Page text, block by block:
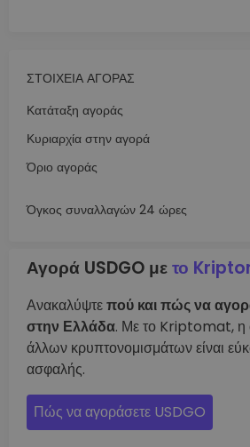
ΣΤΟΙΧΕΊΑ ΑΓΟΡΆΣ
Κατάταξη αγοράς
Κυριαρχία στην αγορά
Όριο αγοράς
Όγκος συναλλαγών 24 ώρες
Αγορά USDGO μετο
Ανακαλύψτεπού και πώς να
στην Ελλάδα. Με το Kriptomat, η
άλλων κρυπτονομισμάτων είναι
ασφαλής.
Πώς να αγοράσετε USDGO